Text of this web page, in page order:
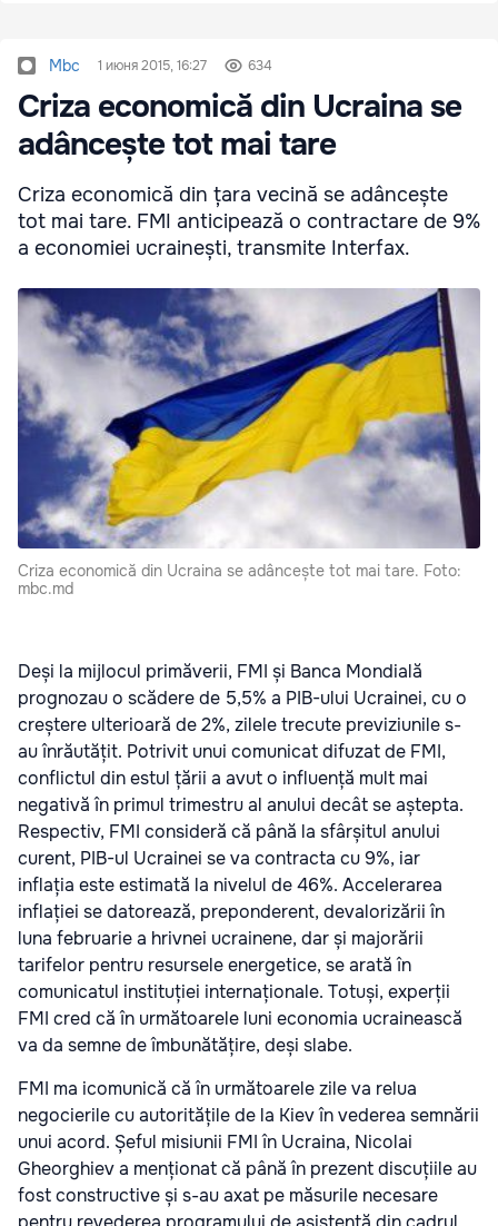
Mbc 1 июня 2015, 16:27 634
Criza economică din Ucraina se
adâncește tot mai tare
Criza economică din țara vecină se adâncește
tot mai tare. FMI anticipează o contractare de 9%
a economiei ucrainești, transmite Interfax.
Criza economică din Ucraina se adâncește tot mai tare. Foto:
mbc.md
Deși la mijlocul primăverii, FMI și Banca Mondială
prognozau o scădere de 5,5% a PIB-ului Ucrainei, cu o
creștere ulterioară de 2%, zilele trecute previziunile s-
au înrăutățit. Potrivit unui comunicat difuzat de FMI,
conflictul din estul țării a avut o influență mult mai
negativă în primul trimestru al anului decât se aștepta.
Respectiv, FMI consideră că până la sfârșitul anului
curent, PIB-ul Ucrainei se va contracta cu 9%, iar
inflația este estimată la nivelul de 46%. Accelerarea
inflației se datorează, preponderent, devalorizării în
luna februarie a hrivnei ucrainene, dar și majorării
tarifelor pentru resursele energetice, se arată în
comunicatul instituției internaționale. Totuși, experții
FMI cred că în următoarele luni economia ucrainească
va da semne de îmbunătățire, deși slabe.
FMI ma icomunică că în următoarele zile va relua
negocierile cu autoritățile de la Kiev în vederea semnării
unui acord. Șeful misiunii FMI în Ucraina, Nicolai
Gheorghiev a menționat că până în prezent discuțiile au
fost constructive și s-au axat pe măsurile necesare